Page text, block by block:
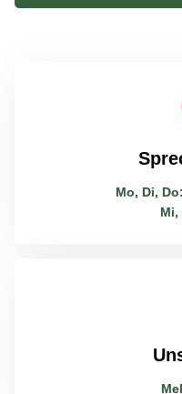
Mo, Di,
Mi,